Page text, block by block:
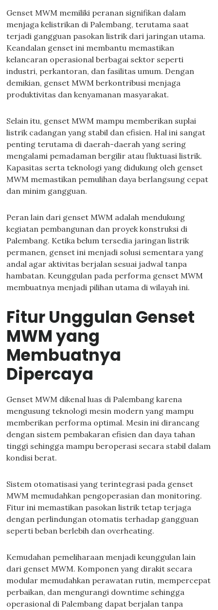
Genset MWM memiliki peranan signifikan dalam
menjaga kelistrikan di Palembang, terutama saat
terjadi gangguan pasokan listrik dari jaringan utama.
Keandalan genset ini membantu memastikan
kelancaran operasional berbagai sektor seperti
industri, perkantoran, dan fasilitas umum. Dengan
demikian, genset MWM berkontribusi menjaga
produktivitas dan kenyamanan masyarakat.
Selain itu, genset MWM mampu memberikan suplai
listrik cadangan yang stabil dan efisien. Hal ini sangat
penting terutama di daerah-daerah yang sering
mengalami pemadaman bergilir atau fluktuasi listrik.
Kapasitas serta teknologi yang didukung oleh genset
MWM memastikan pemulihan daya berlangsung cepat
dan minim gangguan.
Peran lain dari genset MWM adalah mendukung
kegiatan pembangunan dan proyek konstruksi di
Palembang. Ketika belum tersedia jaringan listrik
permanen, genset ini menjadi solusi sementara yang
andal agar aktivitas berjalan sesuai jadwal tanpa
hambatan. Keunggulan pada performa genset MWM
membuatnya menjadi pilihan utama di wilayah ini.
Fitur Unggulan Genset
MWM yang
Membuatnya
Dipercaya
Genset MWM dikenal luas di Palembang karena
mengusung teknologi mesin modern yang mampu
memberikan performa optimal. Mesin ini dirancang
dengan sistem pembakaran efisien dan daya tahan
tinggi sehingga mampu beroperasi secara stabil dalam
kondisi berat.
Sistem otomatisasi yang terintegrasi pada genset
MWM memudahkan pengoperasian dan monitoring.
Fitur ini memastikan pasokan listrik tetap terjaga
dengan perlindungan otomatis terhadap gangguan
seperti beban berlebih dan overheating.
Kemudahan pemeliharaan menjadi keunggulan lain
dari genset MWM. Komponen yang dirakit secara
modular memudahkan perawatan rutin, mempercepat
perbaikan, dan mengurangi downtime sehingga
operasional di Palembang dapat berjalan tanpa